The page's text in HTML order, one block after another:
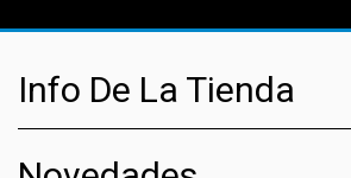
Info De La Tienda